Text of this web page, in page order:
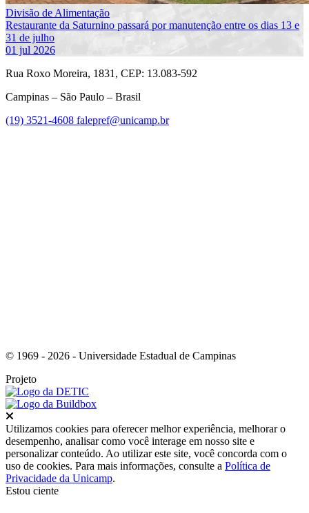
Divisão de Alimentação
Restaurante da Saturnino passará por manutenção entre os dias 13 e
31 de julho
01 jul 2026
Rua Roxo Moreira, 1831, CEP: 13.083-592
Campinas – São Paulo – Brasil
(19) 3521-4608 falepref@unicamp.br
© 1969 - 2026 - Universidade Estadual de Campinas
Projeto
Utilizamos cookies para oferecer melhor experiência, melhorar o
desempenho, analisar como você interage em nosso site e
personalizar conteúdo. Ao utilizar este site, você concorda com o
uso de cookies. Para mais informações, consulte a Política de
Privacidade da Unicamp.
Estou ciente